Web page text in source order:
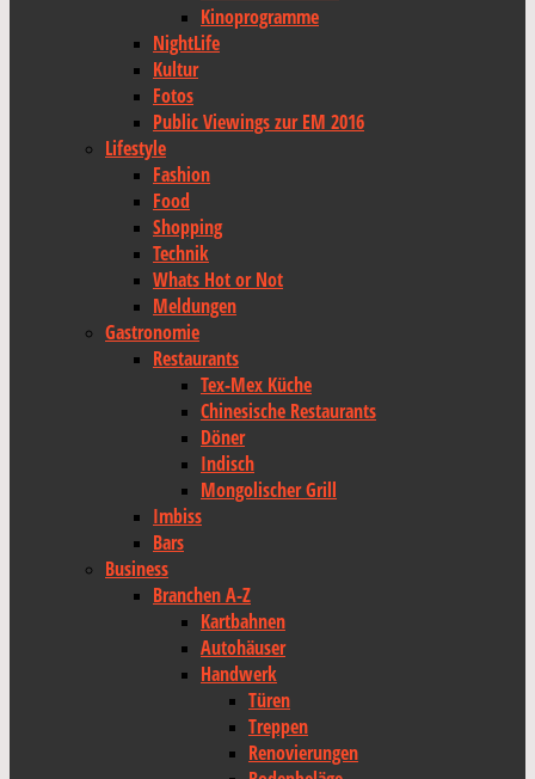
Kinoprogramme
NightLife
Kultur
Fotos
Public Viewings zur EM 2016
Lifestyle
Fashion
Food
Shopping
Technik
Whats Hot or Not
Meldungen
Gastronomie
Restaurants
Tex-Mex Küche
Chinesische Restaurants
Döner
Indisch
Mongolischer Grill
Imbiss
Bars
Business
Branchen A-Z
Kartbahnen
Autohäuser
Handwerk
Türen
Treppen
Renovierungen